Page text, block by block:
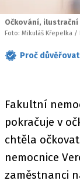
Očkování,
Foto: Mikuláš Křepelka /
Proč
Fakultní
pokračuje v
chtěla
nemocnice
zaměstnanci